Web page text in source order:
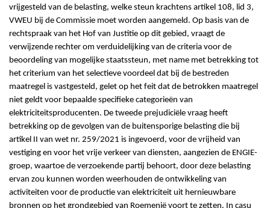
vrijgesteld van de belasting, welke steun krachtens artikel 108, lid 3,
VWEU bij de Commissie moet worden aangemeld. Op basis van de
rechtspraak van het Hof van Justitie op dit gebied, vraagt de
verwijzende rechter om verduidelijking van de criteria voor de
beoordeling van mogelijke staatssteun, met name met betrekking tot
het criterium van het selectieve voordeel dat bij de bestreden
maatregel is vastgesteld, gelet op het feit dat de betrokken maatregel
niet geldt voor bepaalde specifieke categorieën van
elektriciteitsproducenten. De tweede prejudiciële vraag heeft
betrekking op de gevolgen van de buitensporige belasting die bij
artikel II van wet nr. 259/2021 is ingevoerd, voor de vrijheid van
vestiging en voor het vrije verkeer van diensten, aangezien de ENGIE-
groep, waartoe de verzoekende partij behoort, door deze belasting
ervan zou kunnen worden weerhouden de ontwikkeling van
activiteiten voor de productie van elektriciteit uit hernieuwbare
bronnen op het grondgebied van Roemenië voort te zetten. In casu